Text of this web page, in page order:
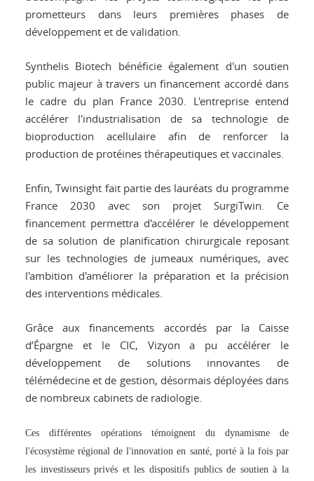
prometteurs dans leurs premières phases de
développement et de validation.
Synthelis Biotech bénéficie également d'un soutien
public majeur à travers un financement accordé dans
le cadre du plan France 2030. L'entreprise entend
accélérer l'industrialisation de sa technologie de
bioproduction acellulaire afin de renforcer la
production de protéines thérapeutiques et vaccinales.
Enfin, Twinsight fait partie des lauréats du programme
France 2030 avec son projet SurgiTwin. Ce
financement permettra d'accélérer le développement
de sa solution de planification chirurgicale reposant
sur les technologies de jumeaux numériques, avec
l'ambition d'améliorer la préparation et la précision
des interventions médicales.
Grâce aux financements accordés par la Caisse
d’Épargne et le CIC, Vizyon a pu accélérer le
développement de solutions innovantes de
télémédecine et de gestion, désormais déployées dans
de nombreux cabinets de radiologie.
Ces différentes opérations témoignent du dynamisme de
l'écosystème régional de l'innovation en santé, porté à la fois par
les investisseurs privés et les dispositifs publics de soutien à la